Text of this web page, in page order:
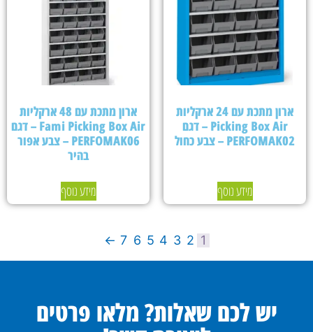
ארון מתכת עם 24 ארקליות
Picking Box Air – דגם
PERFOMAK02 – צבע כחול
מידע נוסף
ארון מתכת עם 48 ארקליות
Fami Picking Box Air – דגם
PERFOMAK06 – צבע אפור
בהיר
מידע נוסף
1
2
3
4
5
6
7
←
יש לכם שאלות? מלאו פרטים